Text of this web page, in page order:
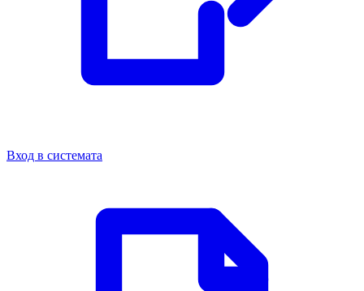
Вход в системата